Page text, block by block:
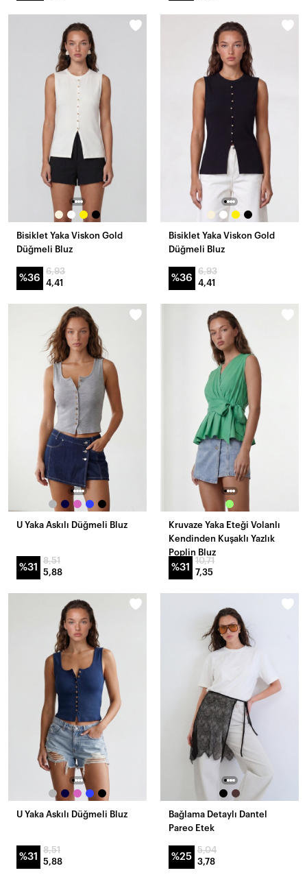
Bisiklet Yaka Viskon Gold
Düğmeli Bluz
%36
6,93
4,41
Bisiklet Yaka Viskon Gold
Düğmeli Bluz
%36
6,93
4,41
U Yaka Askılı Düğmeli Bluz
%31
8,51
5,88
Kruvaze Yaka Eteği Volanlı
Kendinden Kuşaklı Yazlık
Poplin Bluz
%31
10,71
7,35
U Yaka Askılı Düğmeli Bluz
%31
8,51
5,88
Bağlama Detaylı Dantel
Pareo Etek
%25
5,04
3,78